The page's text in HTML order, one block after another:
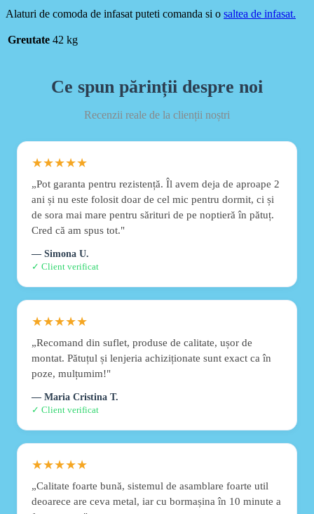
Alaturi de comoda de infasat puteti comanda si o saltea de infasat.
Greutate 42 kg
Ce spun părinții despre noi
Recenzii reale de la clienții noștri
★★★★★
„Pot garanta pentru rezistență. Îl avem deja de aproape 2
ani și nu este folosit doar de cel mic pentru dormit, ci și
de sora mai mare pentru sărituri de pe noptieră în pătuț.
Cred că am spus tot."
— Simona U.
✓ Client verificat
★★★★★
„Recomand din suflet, produse de calitate, ușor de
montat. Pătuțul și lenjeria achiziționate sunt exact ca în
poze, mulțumim!"
— Maria Cristina T.
✓ Client verificat
★★★★★
„Calitate foarte bună, sistemul de asamblare foarte util
deoarece are ceva metal, iar cu bormașina în 10 minute a